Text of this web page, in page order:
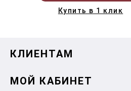
Купить в 1 клик
КЛИЕНТАМ
МОЙ КАБИНЕТ